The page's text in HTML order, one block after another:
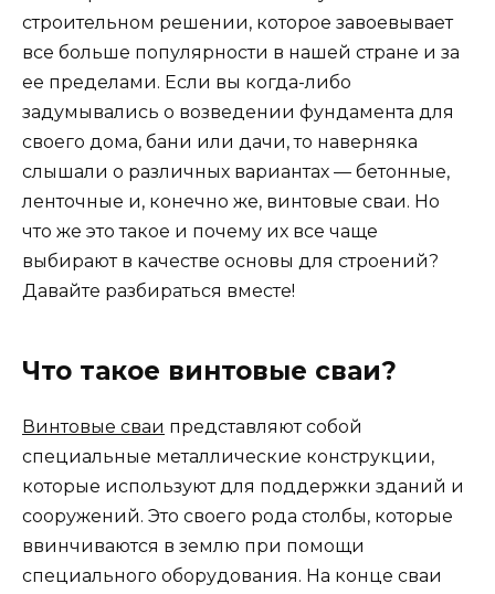
строительном решении, которое завоевывает
все больше популярности в нашей стране и за
ее пределами. Если вы когда-либо
задумывались о возведении фундамента для
своего дома, бани или дачи, то наверняка
слышали о различных вариантах — бетонные,
ленточные и, конечно же, винтовые сваи. Но
что же это такое и почему их все чаще
выбирают в качестве основы для строений?
Давайте разбираться вместе!
Что такое винтовые сваи?
Винтовые сваи представляют собой
специальные металлические конструкции,
которые используют для поддержки зданий и
сооружений. Это своего рода столбы, которые
ввинчиваются в землю при помощи
специального оборудования. На конце сваи